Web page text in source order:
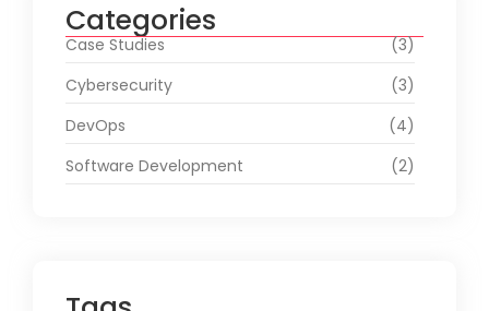
Categories
Case Studies
(3)
Cybersecurity
(3)
DevOps
(4)
Software Development
(2)